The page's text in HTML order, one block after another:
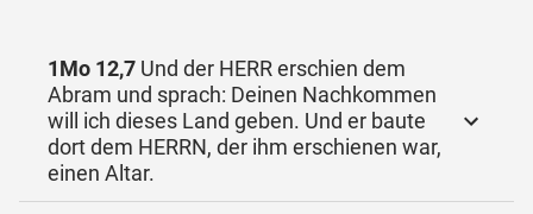
1Mo 12,7 Und der HERR erschien dem
Abram und sprach: Deinen Nachkommen
will ich dieses Land geben. Und er baute
dort dem HERRN, der ihm erschienen war,
einen Altar.